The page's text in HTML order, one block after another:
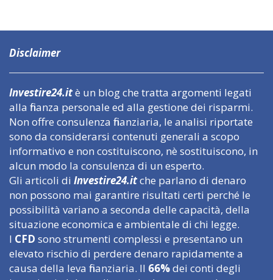
Disclaimer
Investire24.itè un blog che tratta argomenti legati
alla finanza personale ed alla gestione dei risparmi.
Non offre consulenza finanziaria, le analisi riportate
sono da considerarsi contenuti generali a scopo
informativo e non costituiscono, nè sostituiscono, in
alcun modo la consulenza di un esperto.
Gli articoli di Investire24.itche parlano di denaro
non possono mai garantire risultati certi perché le
possibilità variano a seconda delle capacità, della
situazione economica e ambientale di chi legge.
I CFD sono strumenti complessi e presentano un
elevato rischio di perdere denaro rapidamente a
causa della leva finanziaria. Il 66%dei conti degli